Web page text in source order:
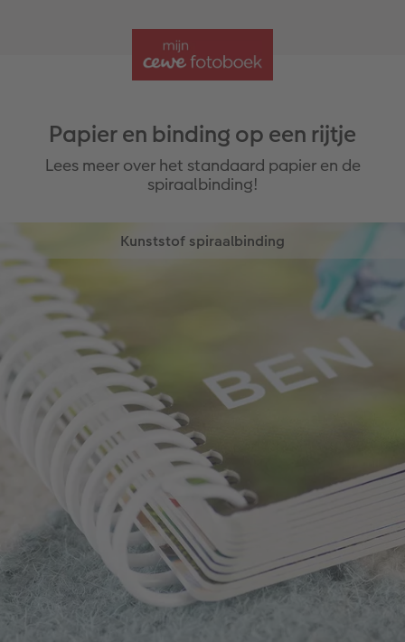
Papier en binding op een rijtje
Lees meer over het standaard papier en de
spiraalbinding!
Kunststof spiraalbinding
Elk kind kan de extra dikke pagina's dankzij de
hoogwaardige kunststof spiraalbinding heel
gemakkelijk omslaan. Tegelijkertijd worden